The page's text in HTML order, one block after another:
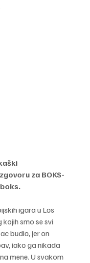
za BOKS-
igara u Los
smo se svi
budio, jer on
iako ga nikada
mene. U svakom